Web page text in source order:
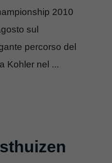
2010
sul
percorso del
Kohler nel ...